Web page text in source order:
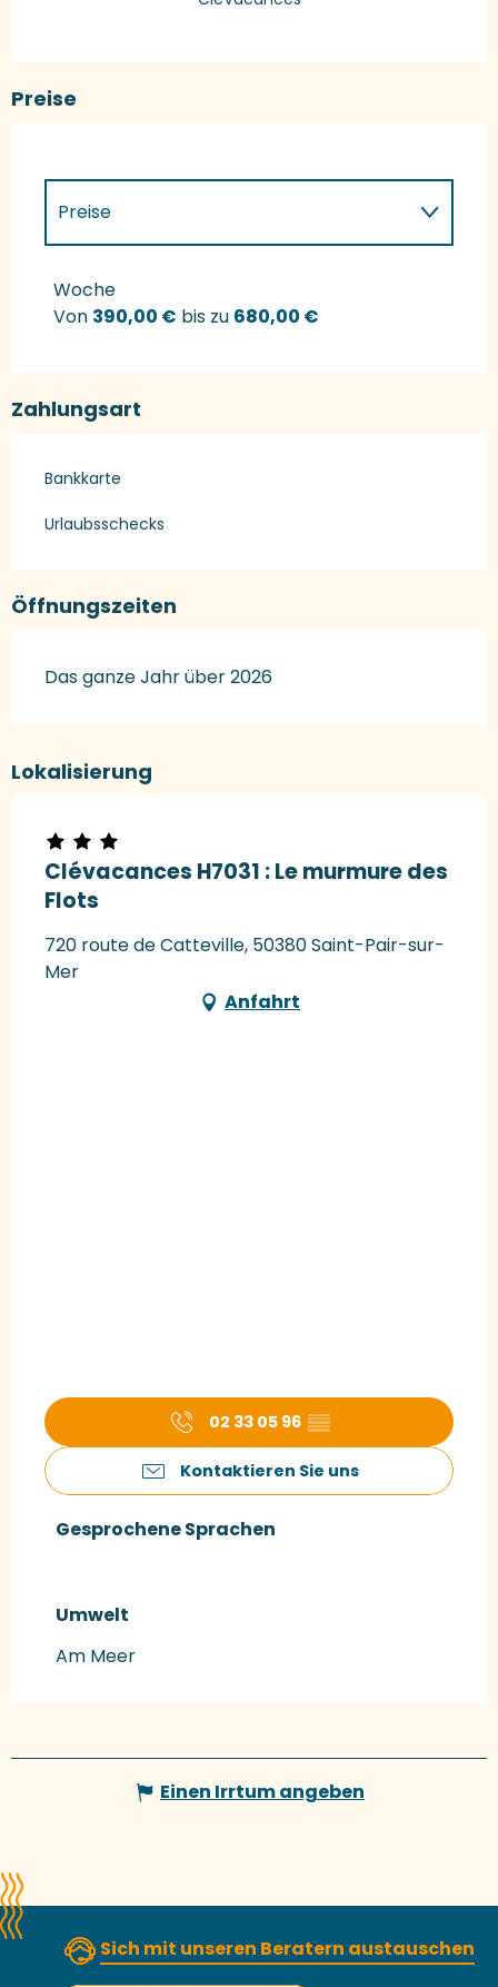
Preise
Preise
Preise 2027
Woche
Von 390,00 € bis zu 680,00 €
Zahlungsart
Bankkarte
Urlaubsschecks
Öffnungszeiten
Das ganze Jahr über 2026
Lokalisierung
Clévacances H7031 : Le murmure des
Flots
720 route de Catteville, 50380 Saint-Pair-sur-
Mer
Anfahrt
02 33 05 96 ▒▒
Kontaktieren Sie uns
Gesprochene Sprachen
Gesprochene Sprachen
Umwelt
Umwelt
Am Meer
Einen Irrtum angeben
Sich mit unseren Beratern austauschen